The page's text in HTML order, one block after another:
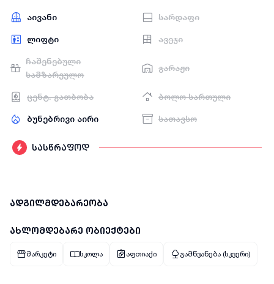
აივანი სარდაფი
ლიფტი ავეჯი
ჩაშენებული
სამზარეულო
გარაჟი
ცენტ. გათბობა ბოლო სართული
ბუნებრივი აირი სათავსო
სასწრაფოდ
ადგილმდებარეობა
ახლომდებარე ობიექტები
მარკეტი სკოლა აფთიაქი გამწვანება (სკვერი)